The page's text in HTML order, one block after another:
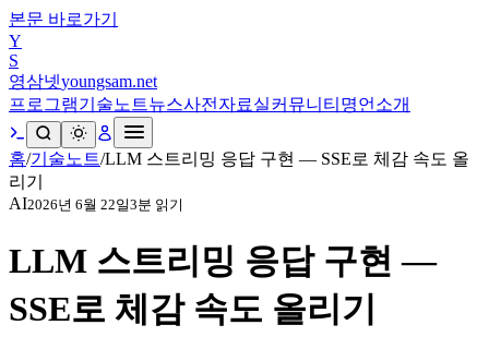
본문 바로가기
Y
S
영삼넷youngsam.net
프로그램기술노트뉴스사전 자료실커뮤니티 명언 소개
홈/기술노트/LLM 스트리밍 응답 구현 — SSE로 체감 속도 올
리기
AI2026년 6월 22일3분 읽기
LLM 스트리밍 응답 구현 —
SSE로 체감 속도 올리기